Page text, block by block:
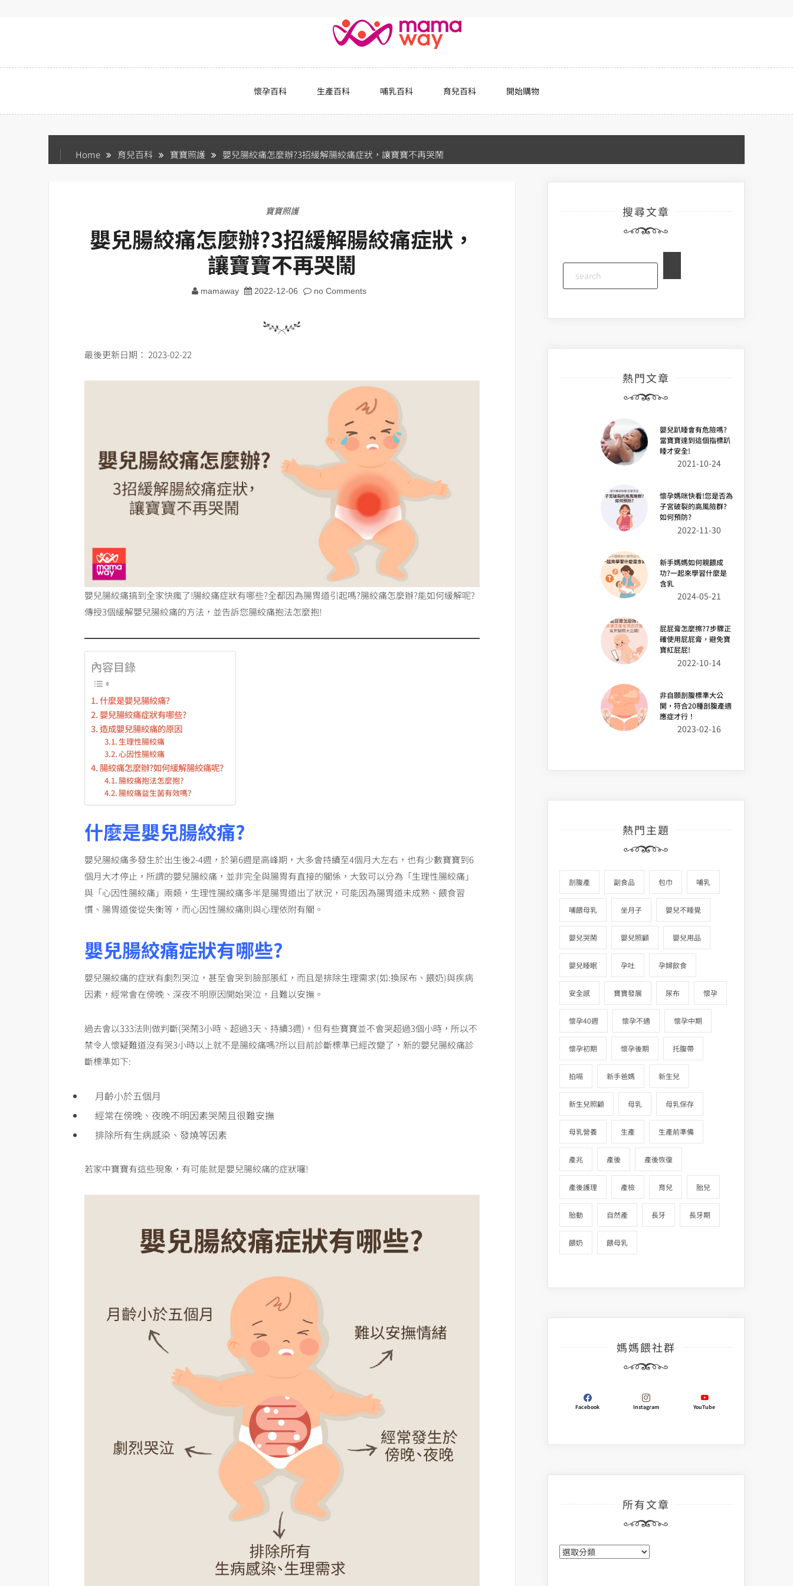
懷孕百科 生產百科 哺乳百科 育兒百科 開始購物
Home 育兒百科 寶寶照護 嬰兒腸絞痛怎麼辦?3招緩解腸絞痛症狀，讓寶寶不再哭鬧
寶寶照護
嬰兒腸絞痛怎麼辦?3招緩解腸絞痛症狀，
讓寶寶不再哭鬧
mamaway 2022-12-06 no Comments
最後更新日期： 2023-02-22
嬰兒腸絞痛搞到全家快瘋了!腸絞痛症狀有哪些?全都因為腸胃道引起嗎?腸絞痛怎麼辦?能如何緩解呢?
傳授3個緩解嬰兒腸絞痛的方法，並告訴您腸絞痛抱法怎麼抱!
內容目錄
什麼是嬰兒腸絞痛?
嬰兒腸絞痛症狀有哪些?
造成嬰兒腸絞痛的原因
生理性腸絞痛
心因性腸絞痛
腸絞痛怎麼辦?如何緩解腸絞痛呢?
腸絞痛抱法怎麼抱?
腸絞痛益生菌有效嗎?
什麼是嬰兒腸絞痛?
嬰兒腸絞痛多發生於出生後2-4週，於第6週是高峰期，大多會持續至4個月大左右，也有少數寶寶到6
個月大才停止，所謂的嬰兒腸絞痛，並非完全與腸胃有直接的關係，大致可以分為「生理性腸絞痛」
與「心因性腸絞痛」兩類，生理性腸絞痛多半是腸胃道出了狀況，可能因為腸胃道未成熟、餵食習
慣、腸胃道俊從失衡等，而心因性腸絞痛則與心理依附有關。
嬰兒腸絞痛症狀有哪些?
嬰兒腸絞痛的症狀有劇烈哭泣，甚至會哭到臉部脹紅，而且是排除生理需求(如:換尿布、餵奶)與疾病
因素，經常會在傍晚、深夜不明原因開始哭泣，且難以安撫。
過去會以333法則做判斷(哭鬧3小時、超過3天、持續3週)，但有些寶寶並不會哭超過3個小時，所以不
禁令人懷疑難道沒有哭3小時以上就不是腸絞痛嗎?所以目前診斷標準已經改變了，新的嬰兒腸絞痛診
斷標準如下:
月齡小於五個月
經常在傍晚、夜晚不明因素哭鬧且很難安撫
排除所有生病感染、發燒等因素
若家中寶寶有這些現象，有可能就是嬰兒腸絞痛的症狀囉!
搜尋文章
熱門文章
嬰兒趴睡會有危險嗎?
當寶寶達到這個指標趴
睡才安全!
2021-10-24
懷孕媽咪快看!您是否為
子宮破裂的高風險群?
如何預防?
2022-11-30
新手媽媽如何親餵成
功?一起來學習什麼是
含乳
2024-05-21
屁屁膏怎麼擦?7步驟正
確使用屁屁膏，避免寶
寶紅屁屁!
2022-10-14
非自願剖腹標準大公
開，符合20種剖腹產適
應症才行！
2023-02-16
熱門主題
剖腹產 副食品 包巾 哺乳
哺餵母乳 坐月子 嬰兒不睡覺
嬰兒哭鬧 嬰兒照顧 嬰兒用品
嬰兒睡眠 孕吐 孕婦飲食
安全感 寶寶發展 尿布 懷孕
懷孕40週 懷孕不適 懷孕中期
懷孕初期 懷孕後期 托腹帶
拍嗝 新手爸媽 新生兒
新生兒照顧 母乳 母乳保存
母乳營養 生產 生產前準備
產兆 產後 產後恢復
產後護理 產檢 育兒 胎兒
胎動 自然產 長牙 長牙期
餵奶 餵母乳
媽媽餵社群
Facebook Instagram YouTube
所有文章
所
有